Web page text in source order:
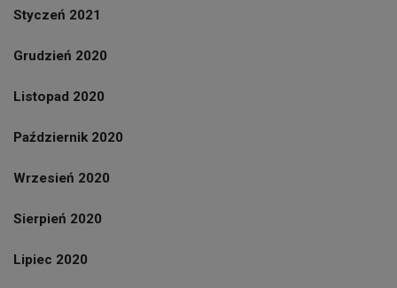
Styczeń 2021
Grudzień 2020
Listopad 2020
Październik 2020
Wrzesień 2020
Sierpień 2020
Lipiec 2020